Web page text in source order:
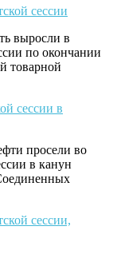
сессии
выросли в
по окончании
товарной
сессии в
просели во
в канун
сессии,